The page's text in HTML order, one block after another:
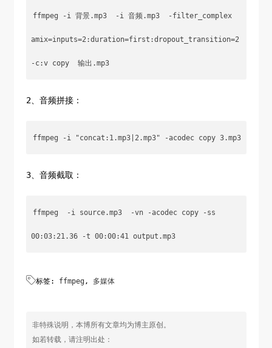
ffmpeg -i 背景.mp3  -i 音频.mp3  -filter_complex
amix=inputs=2:duration=first:dropout_transition=2
-c:v copy  输出.mp3
2、音频拼接：
ffmpeg -i "concat:1.mp3|2.mp3" -acodec copy 3.mp3
3、音频截取：
ffmpeg  -i source.mp3  -vn -acodec copy -ss
00:03:21.36 -t 00:00:41 output.mp3
标签: ffmpeg , 多媒体
非特殊说明，本博所有文章均为博主原创。
如若转载，请注明出处：